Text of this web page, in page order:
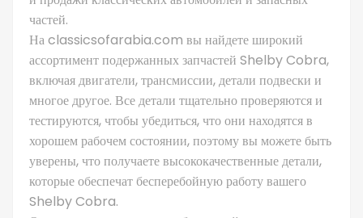
частей.
На classicsofarabia.com вы найдете широкий
ассортимент подержанных запчастей Shelby Cobra,
включая двигатели, трансмиссии, детали подвески и
многое другое. Все детали тщательно проверяются и
тестируются, чтобы убедиться, что они находятся в
хорошем рабочем состоянии, поэтому вы можете быть
уверены, что получаете высококачественные детали,
которые обеспечат бесперебойную работу вашего
Shelby Cobra.